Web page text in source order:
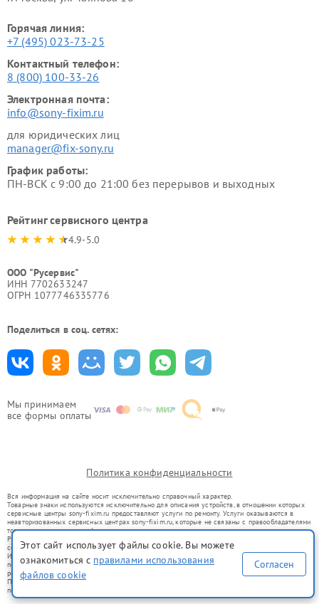
Мы принимаем
все формы оплаты
Горячая линия:
+7 (495) 023-73-25
Контактный телефон:
8 (800) 100-33-26
Электронная почта:
info@sony-fixim.ru
для юридических лиц
manager@fix-sony.ru
График работы:
ПН-ВСК с 9:00 до 21:00 без перерывов и выходных
Рейтинг сервисного центра
4.9-5.0
ООО "Русервис"
ИНН 7702633247
ОГРН 1077746335776
Поделиться в соц. сетях:
Политика конфиденциальности
Вся информация на сайте носит исключительно справочный характер.
Товарные знаки используются исключительно для описания устройств, в отношении которых
сервисные центры sony-fixim.ru предоставляют услуги по ремонту. Услуги оказываются в
неавторизованных сервисных центрах sony-fixim.ru, которые не связаны с правообладателями
товарных знаков или их официальными представителями.
Ремонт осуществляется для устройств, уже введенных в гражданский оборот в соответствии
со статьей 1487 ГК РФ.
Использование товарных знаков не преследует цели индивидуализации услуг или введения
потребителей в заблуждение, а служит для информирования о предоставляемых услугах по
ремонту техники указанных брендов.
Представленная на сайте информация не является публичной офертой, определяемой
положениями Статьи 437(2) Гражданского кодекса РФ
Этот сайт использует файлы cookie. Вы можете
ознакомиться с правилами использования
файлов cookie
Согласен